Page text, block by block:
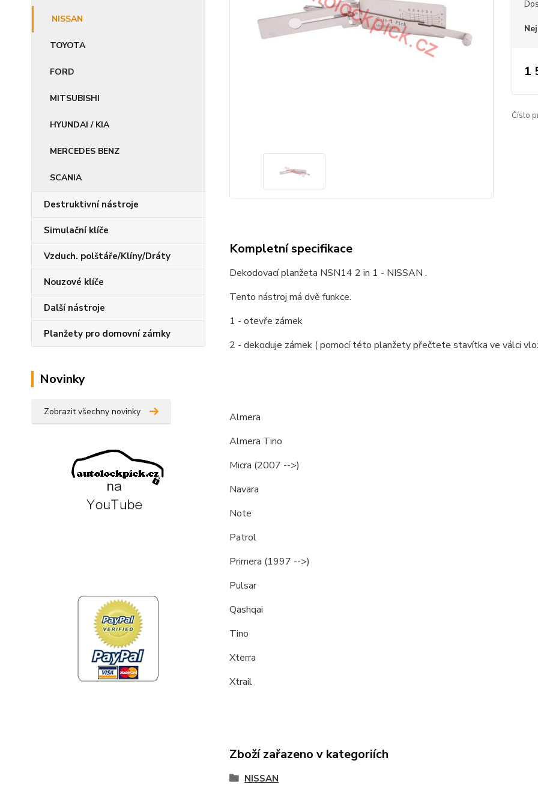
NISSAN
TOYOTA
FORD
MITSUBISHI
HYUNDAI / KIA
MERCEDES BENZ
SCANIA
Destruktivní nástroje
Simulační klíče
Vzduch. polštáře/Klíny/Dráty
Nouzové klíče
Další nástroje
Planžety pro domovní zámky
Novinky
Zobrazit všechny novinky
1
Číslo
Kompletní specifikace
Dekodovací planžeta NSN14 2 in 1 - NISSAN .
Tento nástroj má dvě funkce.
1 - otevře zámek
2 - dekoduje zámek ( pomocí této planžety přečtete stavítka ve válci
Almera
Almera Tino
Micra (2007 -->)
Navara
Note
Patrol
Primera (1997 -->)
Pulsar
Qashqai
Tino
Xterra
Xtrail
Zboží zařazeno v kategoriích
NISSAN